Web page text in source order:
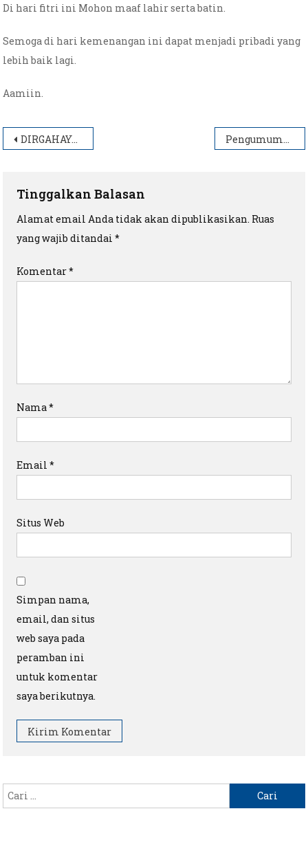
Di hari fitri ini Mohon maaf lahir serta batin.
Semoga di hari kemenangan ini dapat menjadi pribadi yang
lebih baik lagi.
Aamiin.
Navigasi
DIRGAHAYU RI Ke-78 Terus Melaju Untuk Indonesia Maju Pengumuman PPDB SMP Negeri 7 Muara Enim Tahun 2024
Tinggalkan Balasan
Alamat email Anda tidak akan dipublikasikan. Ruas
yang wajib ditandai*
Komentar*
Nama*
Email*
Situs Web
Simpan nama,
email, dan situs
web saya pada
peramban ini
untuk komentar
saya berikutnya.
untuk: